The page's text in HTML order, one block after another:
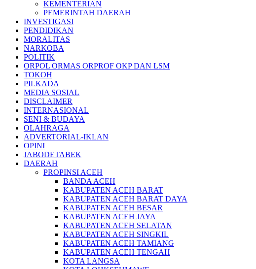
KEMENTERIAN
PEMERINTAH DAERAH
INVESTIGASI
PENDIDIKAN
MORALITAS
NARKOBA
POLITIK
ORPOL ORMAS ORPROF OKP DAN LSM
TOKOH
PILKADA
MEDIA SOSIAL
DISCLAIMER
INTERNASIONAL
SENI & BUDAYA
OLAHRAGA
ADVERTORIAL-IKLAN
OPINI
JABODETABEK
DAERAH
PROPINSI ACEH
BANDA ACEH
KABUPATEN ACEH BARAT
KABUPATEN ACEH BARAT DAYA
KABUPATEN ACEH BESAR
KABUPATEN ACEH JAYA
KABUPATEN ACEH SELATAN
KABUPATEN ACEH SINGKIL
KABUPATEN ACEH TAMIANG
KABUPATEN ACEH TENGAH
KOTA LANGSA